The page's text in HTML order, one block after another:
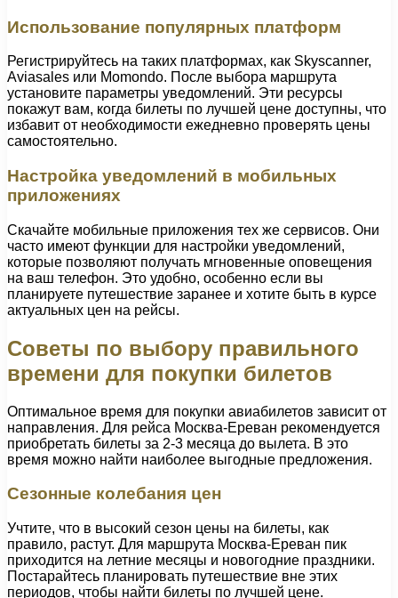
Использование популярных платформ
Регистрируйтесь на таких платформах, как Skyscanner,
Aviasales или Momondo. После выбора маршрута
установите параметры уведомлений. Эти ресурсы
покажут вам, когда билеты по лучшей цене доступны, что
избавит от необходимости ежедневно проверять цены
самостоятельно.
Настройка уведомлений в мобильных
приложениях
Скачайте мобильные приложения тех же сервисов. Они
часто имеют функции для настройки уведомлений,
которые позволяют получать мгновенные оповещения
на ваш телефон. Это удобно, особенно если вы
планируете путешествие заранее и хотите быть в курсе
актуальных цен на рейсы.
Советы по выбору правильного
времени для покупки билетов
Оптимальное время для покупки авиабилетов зависит от
направления. Для рейса Москва-Ереван рекомендуется
приобретать билеты за 2-3 месяца до вылета. В это
время можно найти наиболее выгодные предложения.
Сезонные колебания цен
Учтите, что в высокий сезон цены на билеты, как
правило, растут. Для маршрута Москва-Ереван пик
приходится на летние месяцы и новогодние праздники.
Постарайтесь планировать путешествие вне этих
периодов, чтобы найти билеты по лучшей цене.